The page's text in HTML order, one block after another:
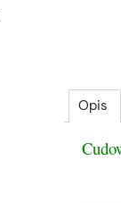
Opis